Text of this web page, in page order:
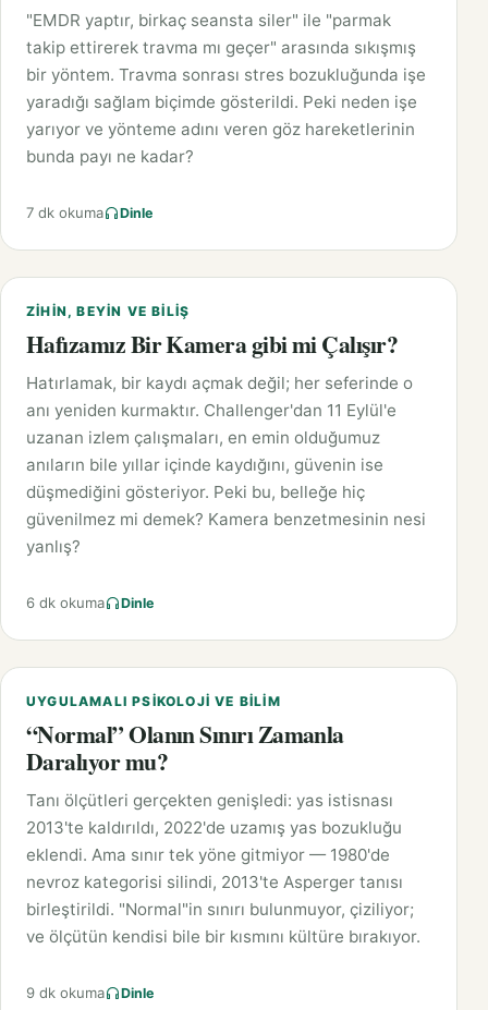
"EMDR yaptır, birkaç seansta siler" ile "parmak
takip ettirerek travma mı geçer" arasında sıkışmış
bir yöntem. Travma sonrası stres bozukluğunda işe
yaradığı sağlam biçimde gösterildi. Peki neden işe
yarıyor ve yönteme adını veren göz hareketlerinin
bunda payı ne kadar?
7 dk okuma Dinle
ZIHIN, BEYIN VE BILIŞ
Hafızamız Bir Kamera gibi mi Çalışır?
Hatırlamak, bir kaydı açmak değil; her seferinde o
anı yeniden kurmaktır. Challenger'dan 11 Eylül'e
uzanan izlem çalışmaları, en emin olduğumuz
anıların bile yıllar içinde kaydığını, güvenin ise
düşmediğini gösteriyor. Peki bu, belleğe hiç
güvenilmez mi demek? Kamera benzetmesinin nesi
yanlış?
6 dk okuma Dinle
UYGULAMALI PSIKOLOJI VE BILIM
“Normal” Olanın Sınırı Zamanla
Daralıyor mu?
Tanı ölçütleri gerçekten genişledi: yas istisnası
2013'te kaldırıldı, 2022'de uzamış yas bozukluğu
eklendi. Ama sınır tek yöne gitmiyor — 1980'de
nevroz kategorisi silindi, 2013'te Asperger tanısı
birleştirildi. "Normal"in sınırı bulunmuyor, çiziliyor;
ve ölçütün kendisi bile bir kısmını kültüre bırakıyor.
9 dk okuma Dinle